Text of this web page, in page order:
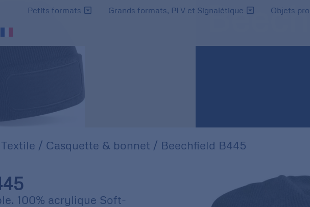
Petits formats Grands formats, PLV et Signalétique Objets
Textile / Casquette & bonnet / Beechfield B445
100% acrylique Soft-